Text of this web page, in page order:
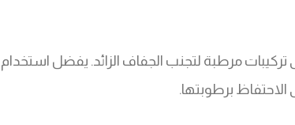
مرطبة لتجنب الجفاف الزائد. يفضل استخدام
برطوبتها.